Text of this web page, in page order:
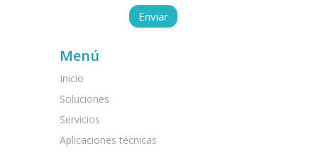
Menú
Inicio
Soluciones
Servicios
Aplicaciones técnicas